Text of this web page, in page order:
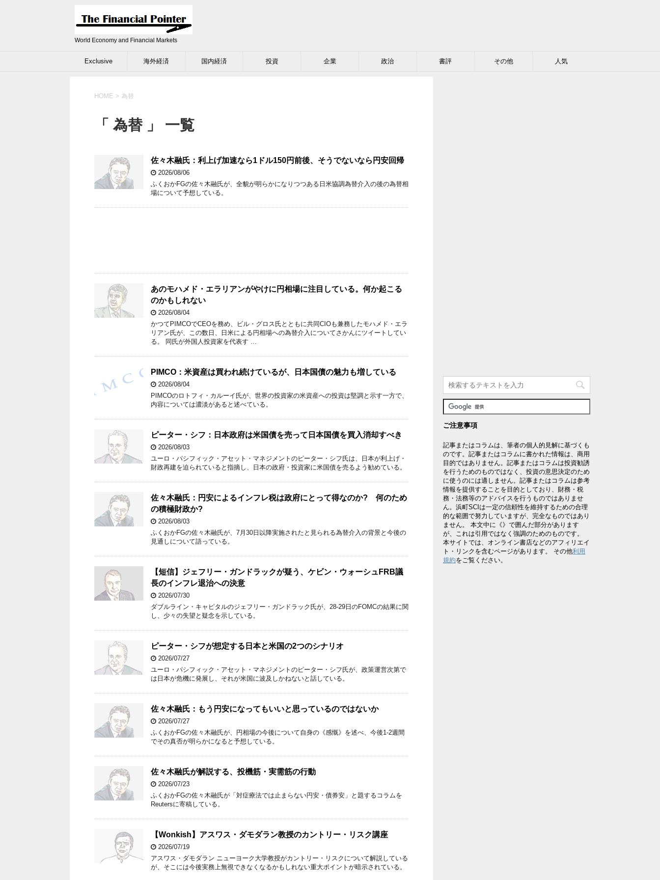
World Economy and Financial Markets
Exclusive 海外経済 国内経済 投資 企業 政治 書評 その他 人気
HOME > 為替
「 為替 」 一覧
佐々木融氏：利上げ加速なら1ドル150円前後、そうでないなら円安回帰
2026/08/06
ふくおかFGの佐々木融氏が、全貌が明らかになりつつある日米協調為替介入の後の為替相
場について予想している。
あのモハメド・エラリアンがやけに円相場に注目している。何か起こる
のかもしれない
2026/08/04
かつてPIMCOでCEOを務め、ビル・グロス氏とともに共同CIOも兼務したモハメド・エラ
リアン氏が、この数日、日米による円相場への為替介入についてさかんにツイートしてい
る。 同氏が外国人投資家を代表す …
PIMCO：米資産は買われ続けているが、日本国債の魅力も増している
2026/08/04
PIMCOのロトフィ・カルーイ氏が、世界の投資家の米資産への投資は堅調と示す一方で、
内容については濃淡があると述べている。
ピーター・シフ：日本政府は米国債を売って日本国債を買入消却すべき
2026/08/03
ユーロ・パシフィック・アセット・マネジメントのピーター・シフ氏は、日本が利上げ・
財政再建を迫られていると指摘し、日本の政府・投資家に米国債を売るよう勧めている。
佐々木融氏：円安によるインフレ税は政府にとって得なのか? 何のため
の積極財政か?
2026/08/03
ふくおかFGの佐々木融氏が、7月30日以降実施されたと見られる為替介入の背景と今後の
見通しについて語っている。
【短信】ジェフリー・ガンドラックが疑う、ケビン・ウォーシュFRB議
長のインフレ退治への決意
2026/07/30
ダブルライン・キャピタルのジェフリー・ガンドラック氏が、28-29日のFOMCの結果に関
し、少々の失望と疑念を示している。
ピーター・シフが想定する日本と米国の2つのシナリオ
2026/07/27
ユーロ・パシフィック・アセット・マネジメントのピーター・シフ氏が、政策運営次第で
は日本が危機に発展し、それが米国に波及しかねないと話している。
佐々木融氏：もう円安になってもいいと思っているのではないか
2026/07/27
ふくおかFGの佐々木融氏が、円相場の今後について自身の《感慨》を述べ、今後1-2週間
でその真否が明らかになると予想している。
佐々木融氏が解説する、投機筋・実需筋の行動
2026/07/23
ふくおかFGの佐々木融氏が「対症療法では止まらない円安・債券安」と題するコラムを
Reutersに寄稿している。
【Wonkish】アスワス・ダモダラン教授のカントリー・リスク講座
2026/07/19
アスワス・ダモダラン ニューヨーク大学教授がカントリー・リスクについて解説している
が、そこには今後実務上無視できなくなるかもしれない重大ポイントが暗示されている。
ご注意事項
記事またはコラムは、筆者の個人的見解に基づくも
のです。記事またはコラムに書かれた情報は、商用
目的ではありません。記事またはコラムは投資勧誘
を行うためのものではなく、投資の意思決定のため
に使うのには適しません。記事またはコラムは参考
情報を提供することを目的としており、財務・税
務・法務等のアドバイスを行うものではありませ
ん。浜町SCIは一定の信頼性を維持するための合理
的な範囲で努力していますが、完全なものではあり
ません。 本文中に《》で囲んだ部分があります
が、これは引用ではなく強調のためのものです。
本サイトでは、オンライン書店などのアフィリエイ
ト・リンクを含むページがあります。 その他利用
規約をご覧ください。